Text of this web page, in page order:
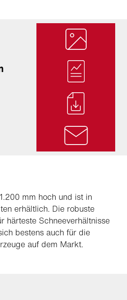
mm hoch und ist in
erhältlich. Die robuste
härteste Schneeverhältnisse
bestens auch für die
auf dem Markt.